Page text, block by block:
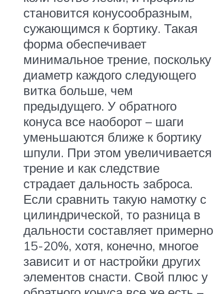
становится конусообразным,
сужающимся к бортику. Такая
форма обеспечивает
минимальное трение, поскольку
диаметр каждого следующего
витка больше, чем
предыдущего. У обратного
конуса все наоборот – шаги
уменьшаются ближе к бортику
шпули. При этом увеличивается
трение и как следствие
страдает дальность заброса.
Если сравнить такую намотку с
цилиндрической, то разница в
дальности составляет примерно
15-20%, хотя, конечно, многое
зависит и от настройки других
элементов снасти. Свой плюс у